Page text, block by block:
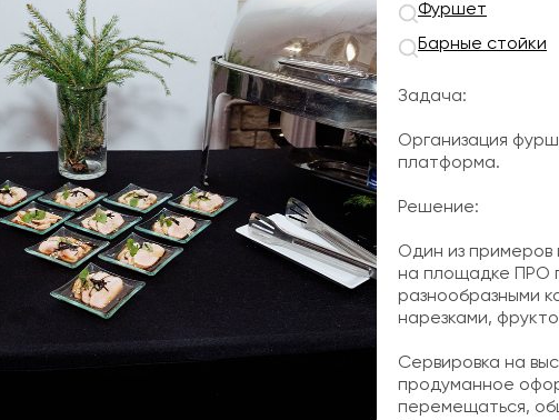
Фуршет
Барные стойки
Задача:
Организация
платформа.
Решение:
Один из
на площадке ПРО
разнообразными
нарезками,
Сервировка на
продуманное
перемещаться,